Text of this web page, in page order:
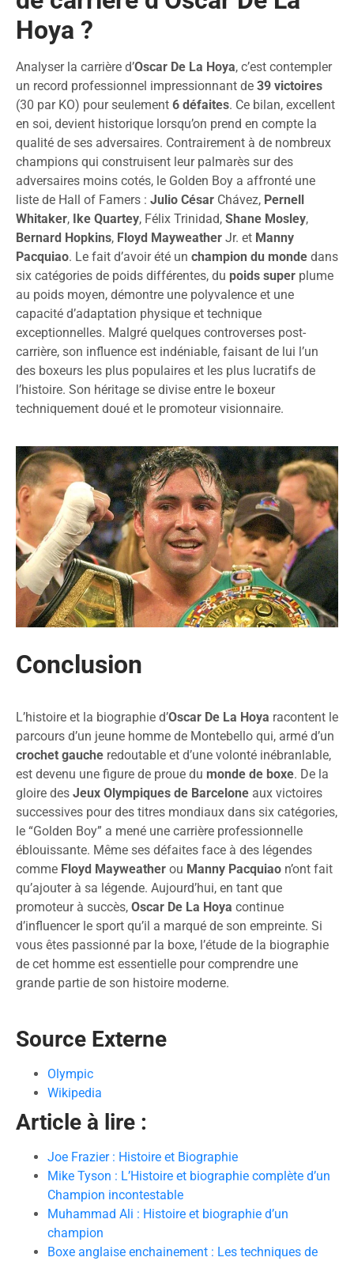
Hoya ?
Analyser la carrière d’Oscar De La Hoya, c’est contempler
un record professionnel impressionnant de 39 victoires
(30 par KO) pour seulement 6 défaites. Ce bilan, excellent
en soi, devient historique lorsqu’on prend en compte la
qualité de ses adversaires. Contrairement à de nombreux
champions qui construisent leur palmarès sur des
adversaires moins cotés, le Golden Boy a affronté une
liste de Hall of Famers : Julio César Chávez, Pernell
Whitaker, Ike Quartey, Félix Trinidad, Shane Mosley,
Bernard Hopkins, Floyd Mayweather Jr. et Manny
Pacquiao. Le fait d’avoir été un champion du monde dans
six catégories de poids différentes, du poids super plume
au poids moyen, démontre une polyvalence et une
capacité d’adaptation physique et technique
exceptionnelles. Malgré quelques controverses post-
carrière, son influence est indéniable, faisant de lui l’un
des boxeurs les plus populaires et les plus lucratifs de
l’histoire. Son héritage se divise entre le boxeur
techniquement doué et le promoteur visionnaire.
Conclusion
L’histoire et la biographie d’Oscar De La Hoya racontent le
parcours d’un jeune homme de Montebello qui, armé d’un
crochet gauche redoutable et d’une volonté inébranlable,
est devenu une figure de proue du monde de boxe. De la
gloire des Jeux Olympiques de Barcelone aux victoires
successives pour des titres mondiaux dans six catégories,
le “Golden Boy” a mené une carrière professionnelle
éblouissante. Même ses défaites face à des légendes
comme Floyd Mayweather ou Manny Pacquiao n’ont fait
qu’ajouter à sa légende. Aujourd’hui, en tant que
promoteur à succès, Oscar De La Hoya continue
d’influencer le sport qu’il a marqué de son empreinte. Si
vous êtes passionné par la boxe, l’étude de la biographie
de cet homme est essentielle pour comprendre une
grande partie de son histoire moderne.
Source Externe
Olympic
Wikipedia
Article à lire :
Joe Frazier : Histoire et Biographie
Mike Tyson : L’Histoire et biographie complète d’un
Champion incontestable
Muhammad Ali : Histoire et biographie d’un
champion
Boxe anglaise enchainement : Les techniques de